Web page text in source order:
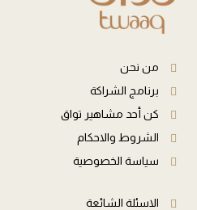
من نحن
برنامج الشراكة
كن أحد مشاهير تواق
الشروط والاحكام
سياسة الخصوصية
الاسئلة الشائعة